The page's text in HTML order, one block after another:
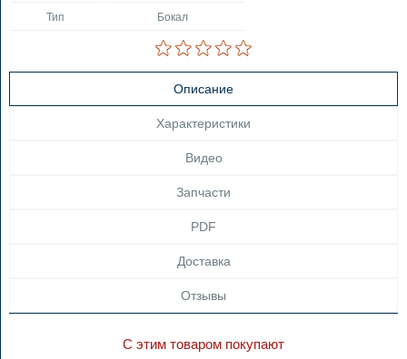
Тип Бокал
Описание
Характеристики
Видео
Запчасти
PDF
Доставка
Отзывы
С этим товаром покупают